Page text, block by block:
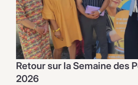
Retour sur la Semaine des
2026